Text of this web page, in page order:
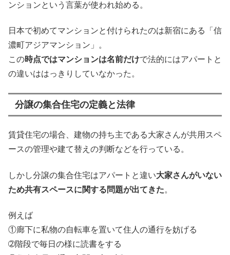
ンションという言葉が使われ始める。
日本で初めてマンションと付けられたのは新宿にある「信
濃町アジアマンション」。
この時点ではマンションは名前だけで法的にはアパートと
の違いははっきりしていなかった。
分譲の集合住宅の定義と法律
賃貸住宅の場合、建物の持ち主である大家さんが共用スペ
ースの管理や建て替えの判断などを行っている。
しかし分譲の集合住宅はアパートと違い大家さんがいない
ため共有スペースに関する問題が出てきた。
例えば
①廊下に私物の自転車を置いて住人の通行を妨げる
➁階段で毎日の様に読書をする